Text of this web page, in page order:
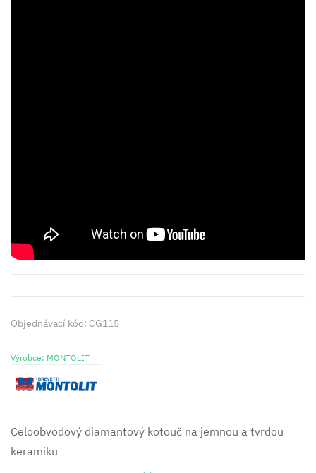
Objednávací kód: CG115
Výrobce: MONTOLIT
Celoobvodový diamantový kotouč na jemnou a tvrdou
keramiku